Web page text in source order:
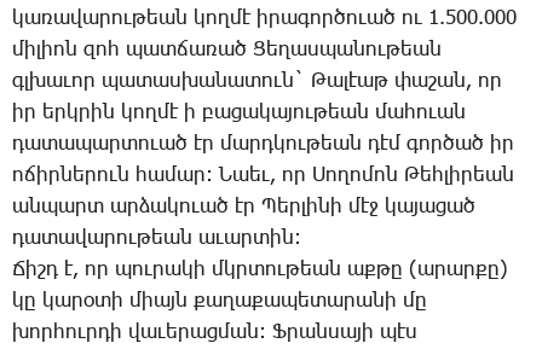
կա­ռա­վա­րու­թեան կող­մէ ի­րա­գոր­ծո­ւած ու 1.500.000
մի­լիոն զոհ պատ­ճա­ռած ­Ցե­ղաս­պա­նու­թեան
գլխա­ւոր պա­տաս­խա­նա­տուն` ­Թա­լէաթ փա­շան, որ
իր երկ­րին կող­մէ ի բա­ցա­կա­յու­թեան մա­հո­ւան
դա­տա­պար­տո­ւած էր մարդ­կու­թեան դէմ գոր­ծած իր
ո­ճիր­նե­րուն հա­մար: ­Նաեւ, որ ­Սո­ղո­մոն ­Թեհ­լի­րեան
ան­պարտ ար­ձա­կո­ւած էր ­Պեր­լի­նի մէջ կա­յա­ցած
դա­տա­վա­րու­թեան ա­ւար­տին:
­Ճիշդ է, որ պու­րա­կի մկրտու­թեան աք­թը (ա­րար­քը)
կը կա­րօ­տի միայն քա­ղա­քա­պե­տա­րա­նի մը
խոր­հուր­դի վա­ւե­րաց­ման: Ֆ­րան­սա­յի պէս